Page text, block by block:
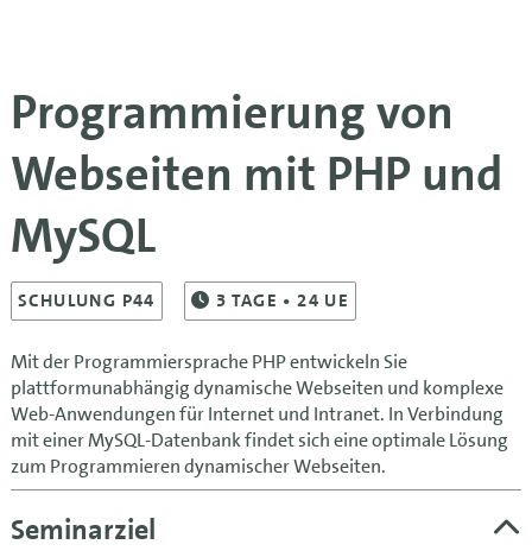
Programmierung von
Webseiten mit PHP und
MySQL
SCHULUNG P44 3TAGE • 24 UE
Mit der Programmiersprache PHP entwickeln Sie
plattformunabhängig dynamische Webseiten und komplexe
Web-Anwendungen für Internet und Intranet. In Verbindung
mit einer MySQL-Datenbank findet sich eine optimale Lösung
zum Programmieren dynamischer Webseiten.
Seminarziel